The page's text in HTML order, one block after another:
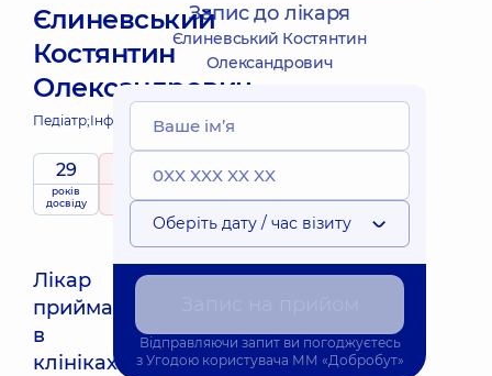
Єлиневський
Костянтин
Олександрович
Педіатр;Інфекціоніст дитячий;
29
років
досвіду
5 / 5
584 відгука
Лікар
приймає
в
клініках:
Найближчий час прийому: Завтра о 08:00
Запис до лікаря
Єлиневський Костянтин
Олександрович
Оберіть дату / час візиту
Відправляючи запит ви погоджуєтесь
з Угодою користувача ММ «Добробут»